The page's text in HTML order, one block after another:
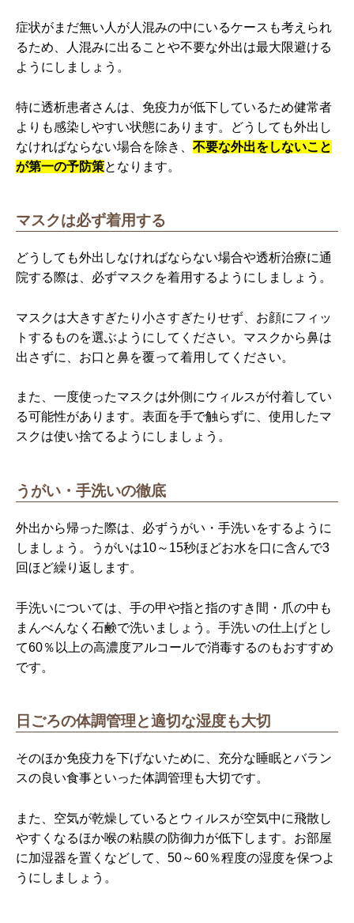
症状がまだ無い人が人混みの中にいるケースも考えられ
るため、人混みに出ることや不要な外出は最大限避ける
ようにしましょう。
特に透析患者さんは、免疫力が低下しているため健常者
よりも感染しやすい状態にあります。どうしても外出し
なければならない場合を除き、 不要な外出をしないこと
が第一の予防策となります。
マスクは必ず着用する
どうしても外出しなければならない場合や透析治療に通
院する際は、必ずマスクを着用するようにしましょう。
マスクは大きすぎたり小さすぎたりせず、お顔にフィッ
トするものを選ぶようにしてください。マスクから鼻は
出さずに、お口と鼻を覆って着用してください。
また、一度使ったマスクは外側にウィルスが付着してい
る可能性があります。表面を手で触らずに、使用したマ
スクは使い捨てるようにしましょう。
うがい・手洗いの徹底
外出から帰った際は、必ずうがい・手洗いをするように
しましょう。うがいは10～15秒ほどお水を口に含んで3
回ほど繰り返します。
手洗いについては、手の甲や指と指のすき間・爪の中も
まんべんなく石鹸で洗いましょう。手洗いの仕上げとし
て60％以上の高濃度アルコールで消毒するのもおすすめ
です。
日ごろの体調管理と適切な湿度も大切
そのほか免疫力を下げないために、充分な睡眠とバラン
スの良い食事といった体調管理も大切です。
また、空気が乾燥しているとウィルスが空気中に飛散し
やすくなるほか喉の粘膜の防御力が低下します。お部屋
に加湿器を置くなどして、50～60％程度の湿度を保つよ
うにしましょう。